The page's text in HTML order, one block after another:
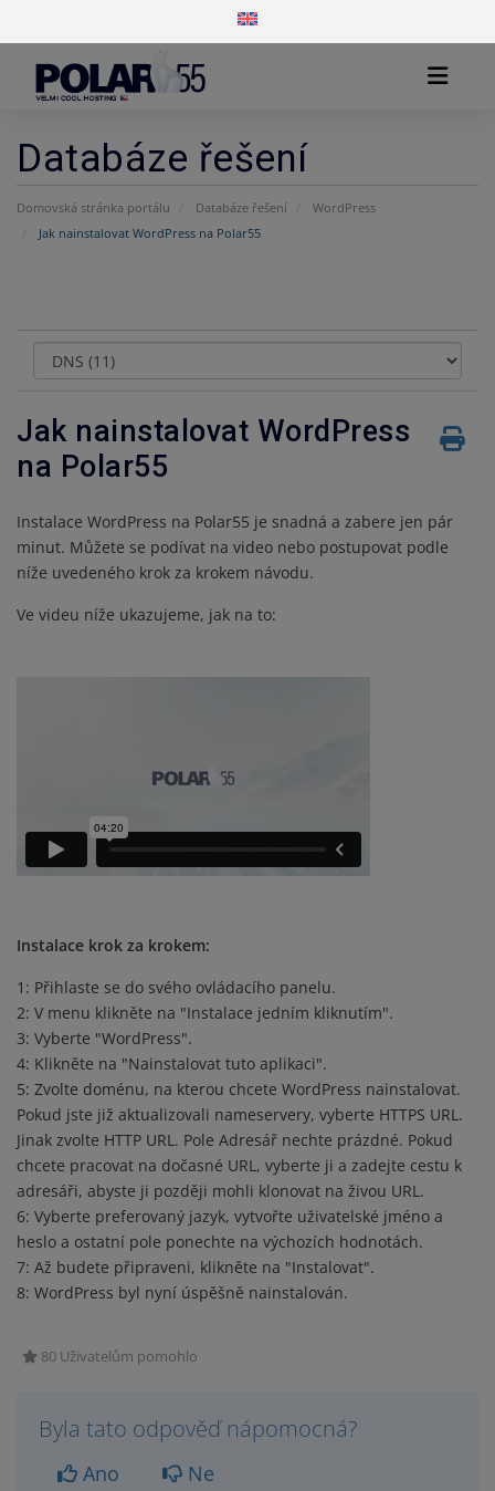
Databáze řešení
Domovská stránka portálu Databáze řešení
WordPress
Jak nainstalovat WordPress na Polar55
Jak nainstalovat WordPress
na Polar55
Instalace WordPress na Polar55 je snadná a zabere jen pár
minut. Můžete se podívat na video nebo postupovat podle
níže uvedeného krok za krokem návodu.
Ve videu níže ukazujeme, jak na to:
Instalace krok za krokem:
1: Přihlaste se do svého ovládacího panelu.
2: V menu klikněte na "Instalace jedním kliknutím".
3: Vyberte "WordPress".
4: Klikněte na "Nainstalovat tuto aplikaci".
5: Zvolte doménu, na kterou chcete WordPress nainstalovat.
Pokud jste již aktualizovali nameservery, vyberte HTTPS URL.
Jinak zvolte HTTP URL. Pole Adresář nechte prázdné. Pokud
chcete pracovat na dočasné URL, vyberte ji a zadejte cestu k
adresáři, abyste ji později mohli klonovat na živou URL.
6: Vyberte preferovaný jazyk, vytvořte uživatelské jméno a
heslo a ostatní pole ponechte na výchozích hodnotách.
7: Až budete připraveni, klikněte na "Instalovat".
8: WordPress byl nyní úspěšně nainstalován.
80 Uživatelům pomohlo
Byla tato odpověď nápomocná?
Ano Ne